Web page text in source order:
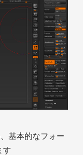
基本的なフォー
す